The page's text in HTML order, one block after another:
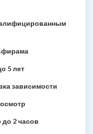
5 лет
зависимости
2 часов